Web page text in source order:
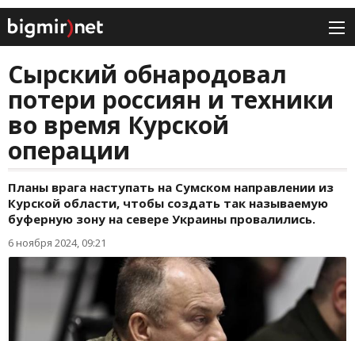
Сырский обнародовал
потери россиян и техники
во время Курской
операции
Планы врага наступать на Сумском направлении из
Курской области, чтобы создать так называемую
буферную зону на севере Украины провалились.
6 ноября 2024, 09:21